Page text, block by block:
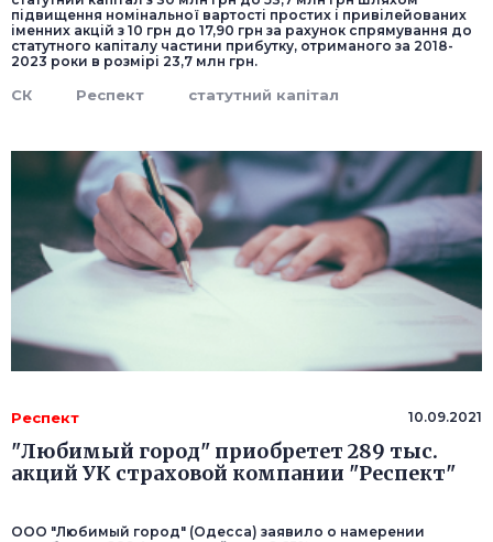
підвищення номінальної вартості простих і привілейованих
іменних акцій з 10 грн до 17,90 грн за рахунок спрямування до
статутного капіталу частини прибутку, отриманого за 2018-
2023 роки в розмірі 23,7 млн грн.
СК Респект статутний капітал
Респект 10.09.2021
"Любимый город" приобретет 289 тыс.
акций УК страховой компании "Респект"
ООО "Любимый город" (Одесса) заявило о намерении